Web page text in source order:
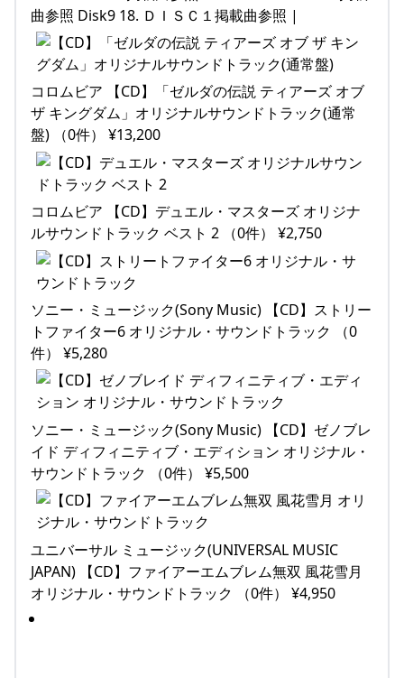
曲参照 Disk9 18. ＤＩＳＣ１掲載曲参照 |
コロムビア 【CD】「ゼルダの伝説 ティアーズ オブ
ザ キングダム」オリジナルサウンドトラック(通常
盤) （0件） ¥13,200
コロムビア 【CD】デュエル・マスターズ オリジナ
ルサウンドトラック ベスト 2 （0件） ¥2,750
ソニー・ミュージック(Sony Music) 【CD】ストリー
トファイター6 オリジナル・サウンドトラック （0
件） ¥5,280
ソニー・ミュージック(Sony Music) 【CD】ゼノブレ
イド ディフィニティブ・エディション オリジナル・
サウンドトラック （0件） ¥5,500
ユニバーサル ミュージック(UNIVERSAL MUSIC
JAPAN) 【CD】ファイアーエムブレム無双 風花雪月
オリジナル・サウンドトラック （0件） ¥4,950